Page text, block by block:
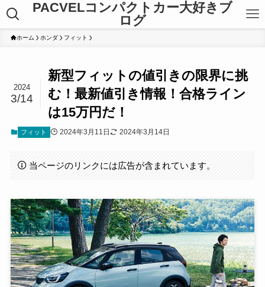
PACVELコンパクトカー大好きブ
ログ
ホーム ホンダ フィット
新型フィットの値引きの限界に挑
む！最新値引き情報！合格ライン
は15万円だ！
2024
3/14
フィット 2024年3月11日 2024年3月14日
当ページのリンクには広告が含まれています。